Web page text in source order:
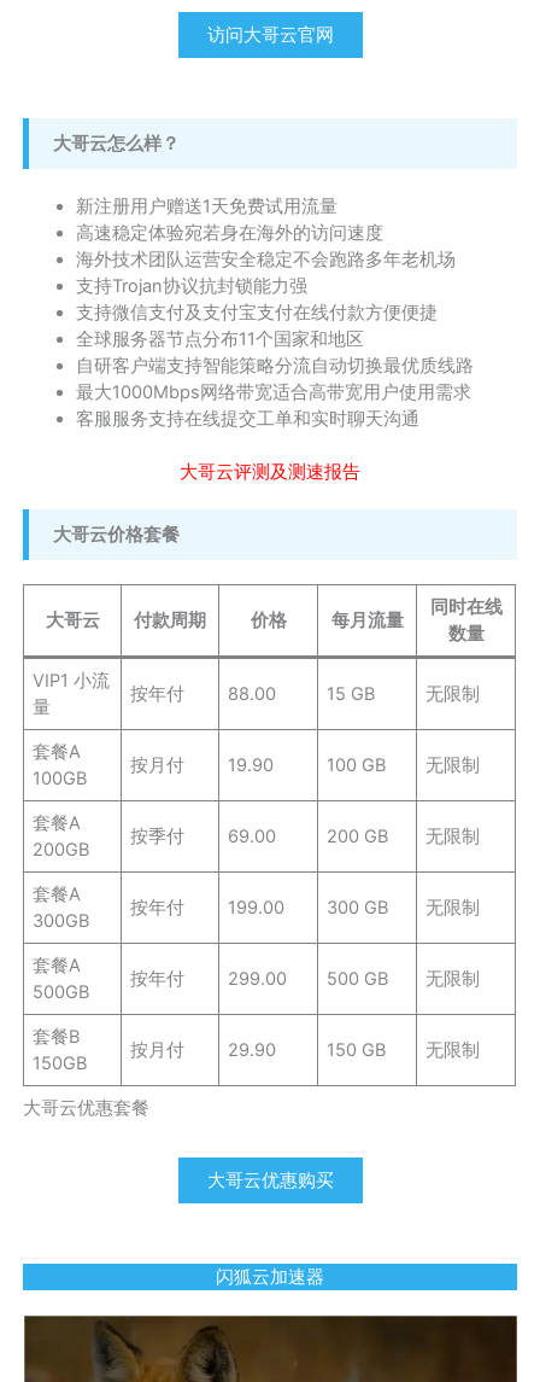
访问大哥云官网
大哥云怎么样？
新注册用户赠送1天免费试用流量
高速稳定体验宛若身在海外的访问速度
海外技术团队运营安全稳定不会跑路多年老机场
支持Trojan协议抗封锁能力强
支持微信支付及支付宝支付在线付款方便便捷
全球服务器节点分布11个国家和地区
自研客户端支持智能策略分流自动切换最优质线路
最大1000Mbps网络带宽适合高带宽用户使用需求
客服服务支持在线提交工单和实时聊天沟通
大哥云评测及测速报告
大哥云价格套餐
大哥云 付款周期 价格 每月流量
同时在线
数量
VIP1 小流
量
按年付 88.00 15 GB 无限制
套餐A
100GB
按月付 19.90 100 GB 无限制
套餐A
200GB
按季付 69.00 200 GB 无限制
套餐A
300GB
按年付 199.00 300 GB 无限制
套餐A
500GB
按年付 299.00 500 GB 无限制
套餐B
150GB
按月付 29.90 150 GB 无限制
大哥云优惠套餐
大哥云优惠购买
闪狐云加速器